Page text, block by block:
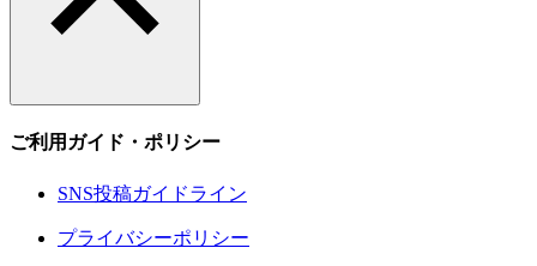
ご利用ガイド・ポリシー
SNS投稿ガイドライン
プライバシーポリシー